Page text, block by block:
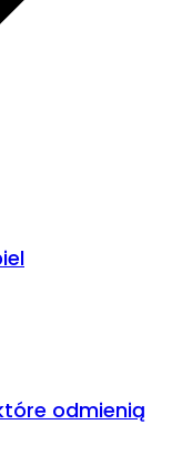
odmienią